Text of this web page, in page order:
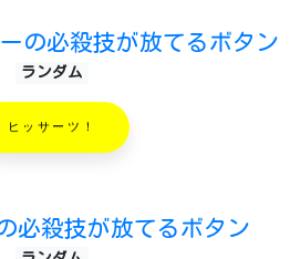
の必殺技が放てるボタン
ランダム
ヒッサーツ！
必殺技が放てるボタン